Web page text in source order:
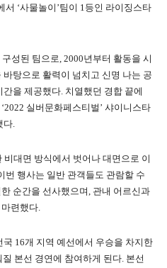
‘사물놀이’팀이 1등인 라이징스타
성된 팀으로, 2000년부터 활동을 시
탕으로 활력이 넘치고 신명 나는 공
을 제공했다. 치열했던 경합 끝에
실버문화페스티벌’ 샤이니스타
.
대면 방식에서 벗어나 대면으로 이
번 행사는 일반 관객들도 관람할 수
순간을 선사했으며, 관내 어르신과
련했다.
16개 지역 예선에서 우승을 차지한
본선 경연에 참여하게 된다. 본선